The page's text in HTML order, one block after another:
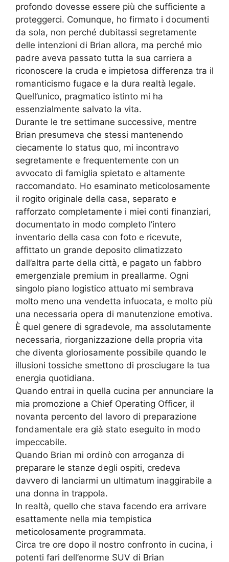
profondo dovesse essere più che sufficiente a
proteggerci. Comunque, ho firmato i documenti
da sola, non perché dubitassi segretamente
delle intenzioni di Brian allora, ma perché mio
padre aveva passato tutta la sua carriera a
riconoscere la cruda e impietosa differenza tra il
romanticismo fugace e la dura realtà legale.
Quell’unico, pragmatico istinto mi ha
essenzialmente salvato la vita.
Durante le tre settimane successive, mentre
Brian presumeva che stessi mantenendo
ciecamente lo status quo, mi incontravo
segretamente e frequentemente con un
avvocato di famiglia spietato e altamente
raccomandato. Ho esaminato meticolosamente
il rogito originale della casa, separato e
rafforzato completamente i miei conti finanziari,
documentato in modo completo l’intero
inventario della casa con foto e ricevute,
affittato un grande deposito climatizzato
dall’altra parte della città, e pagato un fabbro
emergenziale premium in preallarme. Ogni
singolo piano logistico attuato mi sembrava
molto meno una vendetta infuocata, e molto più
una necessaria opera di manutenzione emotiva.
È quel genere di sgradevole, ma assolutamente
necessaria, riorganizzazione della propria vita
che diventa gloriosamente possibile quando le
illusioni tossiche smettono di prosciugare la tua
energia quotidiana.
Quando entrai in quella cucina per annunciare la
mia promozione a Chief Operating Officer, il
novanta percento del lavoro di preparazione
fondamentale era già stato eseguito in modo
impeccabile.
Quando Brian mi ordinò con arroganza di
preparare le stanze degli ospiti, credeva
davvero di lanciarmi un ultimatum inaggirabile a
una donna in trappola.
In realtà, quello che stava facendo era arrivare
esattamente nella mia tempistica
meticolosamente programmata.
Circa tre ore dopo il nostro confronto in cucina, i
potenti fari dell’enorme SUV di Brian